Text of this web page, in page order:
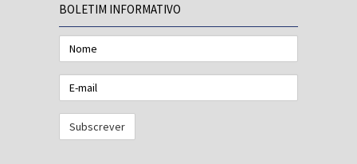
BOLETIM INFORMATIVO
Nome
E-
mail